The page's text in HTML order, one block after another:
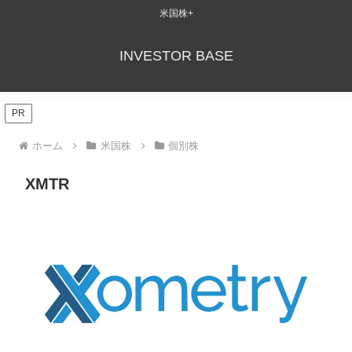
米国株+
INVESTOR BASE
PR
ホーム 米国株 個別株
XMTR